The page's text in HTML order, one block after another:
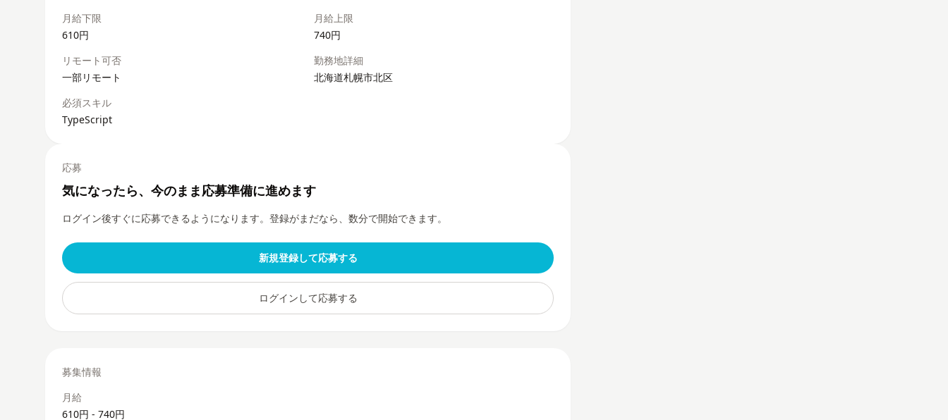
月給下限
610円
月給上限
740円
リモート可否
一部リモート
勤務地詳細
北海道札幌市北区
必須スキル
TypeScript
応募
気になったら、今のまま応募準備に進めます
ログイン後すぐに応募できるようになります。登録がまだなら、数分で開始できます。
新規登録して応募する
ログインして応募する
募集情報
月給
610円 - 740円